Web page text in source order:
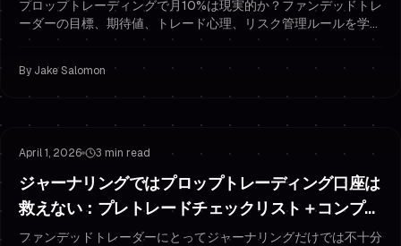
プロップトレーディングで月10%は現実的か？ファンデッドトレ
ーダーの目標、期待値、トレード心理、リスク管理ルールを学
び、合格しファンデッドを維持しましょう。
By Jake Salomon
April 1, 2026 3 min read
ジャーナリングではプロップトレーディング口座は
救えない：プレトレードチェックリスト＋コンプラ
イアンススコアカードを使え
ファンデッドトレーダーにとってジャーナリングだけでは不十分